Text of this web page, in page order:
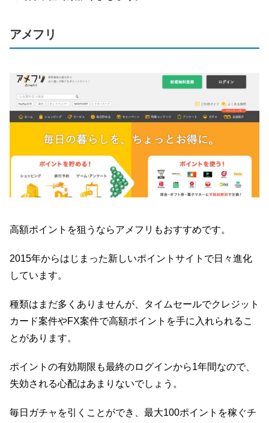
アメフリ
高額ポイントを狙うならアメフリもおすすめです。
2015年からはじまった新しいポイントサイトで日々進化
しています。
種類はまだ多くありませんが、タイムセールでクレジット
カード案件やFX案件で高額ポイントを手に入れられるこ
とがあります。
ポイントの有効期限も最終のログインから1年間なので、
失効される心配はあまりないでしょう。
毎日ガチャを引くことができ、最大100ポイントを稼ぐチ